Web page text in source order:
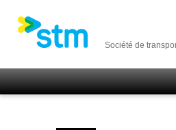
Société de